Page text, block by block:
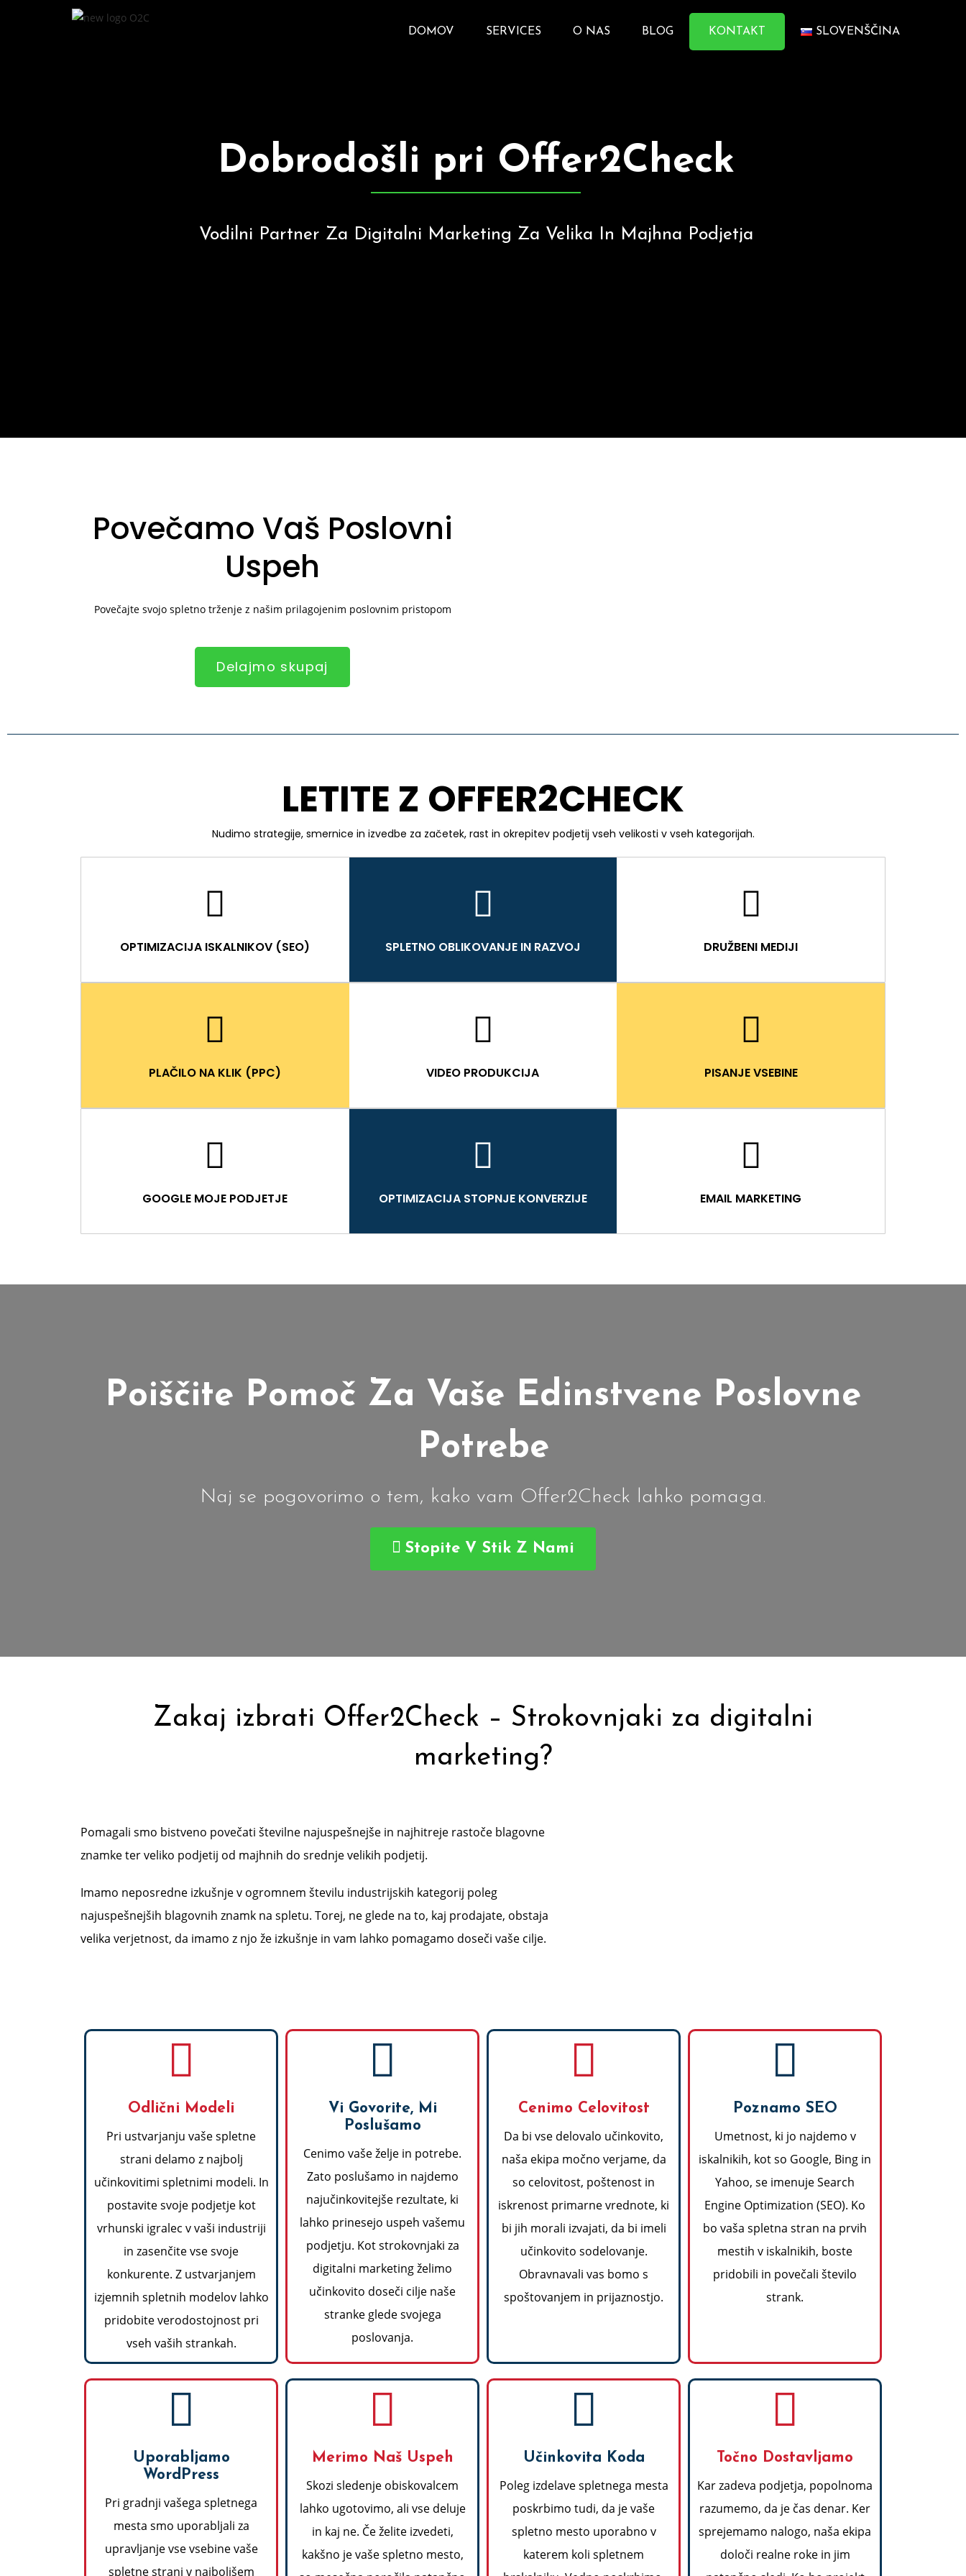
DOMOV SERVICES O NAS BLOG KONTAKT SLOVENŠČINA
Dobrodošli pri Offer2Check
Vodilni Partner Za Digitalni Marketing Za Velika In Majhna Podjetja
Povečamo Vaš Poslovni
Uspeh
Povečajte svojo spletno trženje z našim prilagojenim poslovnim pristopom
Delajmo skupaj
LETITE Z OFFER2CHECK
Nudimo strategije, smernice in izvedbe za začetek, rast in okrepitev podjetij vseh velikosti v vseh kategorijah.
OPTIMIZACIJA ISKALNIKOV (SEO) SPLETNO OBLIKOVANJE IN RAZVOJ DRUŽBENI MEDIJI
PLAČILO NA KLIK (PPC) VIDEO PRODUKCIJA PISANJE VSEBINE
GOOGLE MOJE PODJETJE OPTIMIZACIJA STOPNJE KONVERZIJE EMAIL MARKETING
Poiščite Pomoč Za Vaše Edinstvene Poslovne
Potrebe
Naj se pogovorimo o tem, kako vam Offer2Check lahko pomaga.
Stopite V Stik Z Nami
Zakaj izbrati Offer2Check – Strokovnjaki za digitalni
marketing?
Pomagali smo bistveno povečati številne najuspešnejše in najhitreje rastoče blagovne
znamke ter veliko podjetij od majhnih do srednje velikih podjetij.
Imamo neposredne izkušnje v ogromnem številu industrijskih kategorij poleg
najuspešnejših blagovnih znamk na spletu. Torej, ne glede na to, kaj prodajate, obstaja
velika verjetnost, da imamo z njo že izkušnje in vam lahko pomagamo doseči vaše cilje.
Odlični Modeli
Pri ustvarjanju vaše spletne
strani delamo z najbolj
učinkovitimi spletnimi modeli. In
postavite svoje podjetje kot
vrhunski igralec v vaši industriji
in zasenčite vse svoje
konkurente. Z ustvarjanjem
izjemnih spletnih modelov lahko
pridobite verodostojnost pri
vseh vaših strankah.
Vi Govorite, Mi
Poslušamo
Cenimo vaše želje in potrebe.
Zato poslušamo in najdemo
najučinkovitejše rezultate, ki
lahko prinesejo uspeh vašemu
podjetju. Kot strokovnjaki za
digitalni marketing želimo
učinkovito doseči cilje naše
stranke glede svojega
poslovanja.
Cenimo Celovitost
Da bi vse delovalo učinkovito,
naša ekipa močno verjame, da
so celovitost, poštenost in
iskrenost primarne vrednote, ki
bi jih morali izvajati, da bi imeli
učinkovito sodelovanje.
Obravnavali vas bomo s
spoštovanjem in prijaznostjo.
Poznamo SEO
Umetnost, ki jo najdemo v
iskalnikih, kot so Google, Bing in
Yahoo, se imenuje Search
Engine Optimization (SEO). Ko
bo vaša spletna stran na prvih
mestih v iskalnikih, boste
pridobili in povečali število
strank.
Uporabljamo
WordPress
Pri gradnji vašega spletnega
mesta smo uporabljali za
upravljanje vse vsebine vaše
spletne strani v najboljšem
Merimo Naš Uspeh
Skozi sledenje obiskovalcem
lahko ugotovimo, ali vse deluje
in kaj ne. Če želite izvedeti,
kakšno je vaše spletno mesto,
Učinkovita Koda
Poleg izdelave spletnega mesta
poskrbimo tudi, da je vaše
spletno mesto uporabno v
katerem koli spletnem
Točno Dostavljamo
Kar zadeva podjetja, popolnoma
razumemo, da je čas denar. Ker
sprejemamo nalogo, naša ekipa
določi realne roke in jim